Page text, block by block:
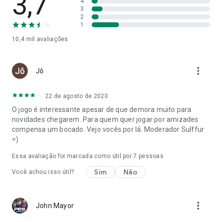
10,4 mil avaliações
3
2
1
Jô more_vert
22 de agosto de 2020
O jogo é interessante apesar de que demora muito para
novidades chegarem. Para quem quer jogar por amizades
compensa um bocado. Vejo vocês por lá. Moderador Sulffur
=)
Essa avaliação foi marcada como útil por7 pessoas
Você achou isso útil? Sim Não
John Mayor more_vert